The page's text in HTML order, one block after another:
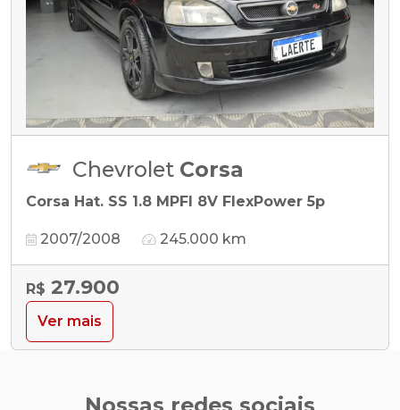
Chevrolet Corsa
Corsa Hat. SS 1.8 MPFI 8V FlexPower 5p
2007/2008 245.000 km
R$ 27.900
Ver mais
Nossas redes sociais